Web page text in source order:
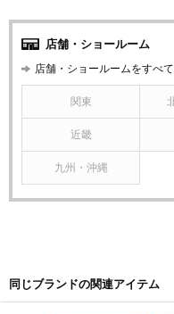
店舗・ショールーム
店舗・ショールームをすべ
関東
近畿
九州・沖縄
同じブランドの関連アイテム